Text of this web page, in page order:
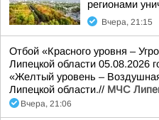
регионами
Вчера, 21:15
Отбой «Красного уровня –
Липецкой области 05.08.2026
«Желтый уровень –
Липецкой области.// МЧС
Вчера, 21:06